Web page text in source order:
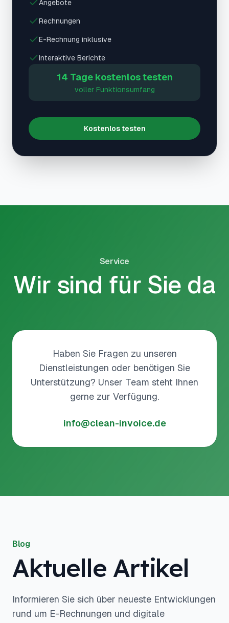
Angebote
Rechnungen
E-Rechnung inklusive
Interaktive Berichte
14 Tage kostenlos testen
voller Funktionsumfang
Kostenlos testen
Service
Wir sind für Sie da
Haben Sie Fragen zu unseren
Dienstleistungen oder benötigen Sie
Unterstützung? Unser Team steht Ihnen
gerne zur Verfügung.
info@clean-invoice.de
Blog
Aktuelle Artikel
Informieren Sie sich über neueste Entwicklungen
rund um E-Rechnungen und digitale